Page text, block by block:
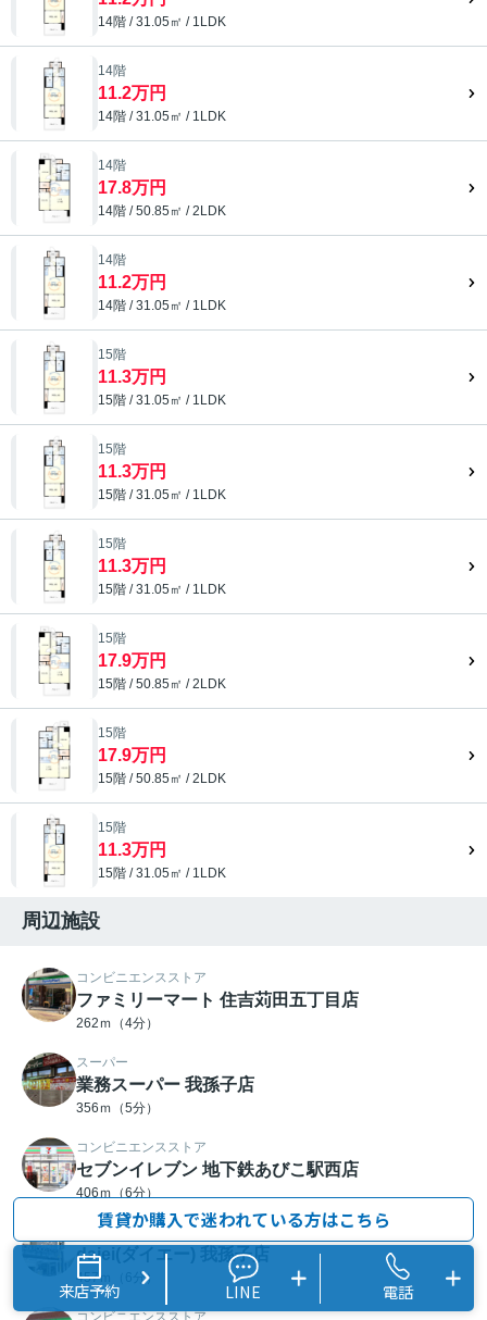
14階 / 31.05㎡ / 1LDK
14階
11.2万円
14階 / 31.05㎡ / 1LDK
14階
17.8万円
14階 / 50.85㎡ / 2LDK
14階
11.2万円
14階 / 31.05㎡ / 1LDK
15階
11.3万円
15階 / 31.05㎡ / 1LDK
15階
11.3万円
15階 / 31.05㎡ / 1LDK
15階
11.3万円
15階 / 31.05㎡ / 1LDK
15階
17.9万円
15階 / 50.85㎡ / 2LDK
15階
17.9万円
15階 / 50.85㎡ / 2LDK
15階
11.3万円
15階 / 31.05㎡ / 1LDK
周辺施設
コンビニエンスストア
ファミリーマート 住吉苅田五丁目店
262ｍ（4分）
スーパー
業務スーパー 我孫子店
356ｍ（5分）
コンビニエンスストア
セブンイレブン 地下鉄あびこ駅西店
406ｍ（6分）
スーパー
daiei(ダイエー) 我孫子店
457ｍ（6分）
賃貸か購入で迷われている方はこちら
来店予約 LINE 電話